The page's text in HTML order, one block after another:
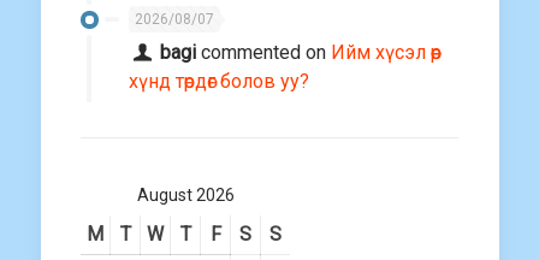
2026/08/07
bagi commented on Ийм хүсэл өөр
хүнд төрдөг болов уу?
August 2026
M T W T F S
S